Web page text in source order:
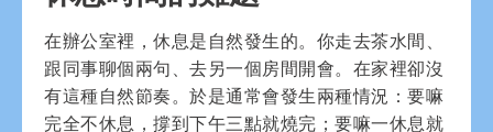
在辦公室裡，休息是自然發生的。你走去茶水間、
跟同事聊個兩句、去另一個房間開會。在家裡卻沒
有這種自然節奏。於是通常會發生兩種情況：要嘛
完全不休息，撐到下午三點就燒完；要嘛一休息就